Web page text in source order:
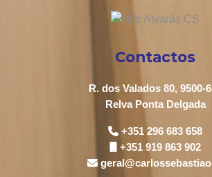
Contactos
R. dos Valados 80, 9500-
Relva Ponta Delgada
+351 296 683 658
+351 919 863 902